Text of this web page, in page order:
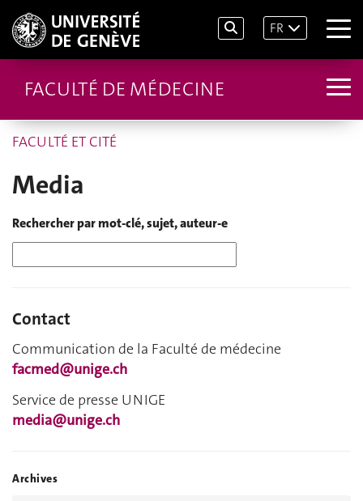
FR
FACULTÉ DE MÉDECINE
FACULTÉ ET CITÉ
Media
Rechercher par mot-clé, sujet, auteur-e
Contact
Communication de la Faculté de médecine
facmed@unige.ch
Service de presse UNIGE
media@unige.ch
Archives